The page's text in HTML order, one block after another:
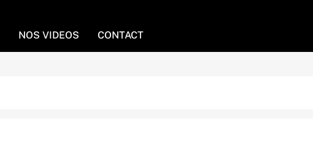
NOS VIDEOS CONTACT